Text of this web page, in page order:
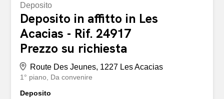
Deposito
Deposito in affitto in Les
Acacias - Rif. 24917
Prezzo su richiesta
Route Des Jeunes, 1227 Les Acacias
1° piano
Da convenire
Deposito